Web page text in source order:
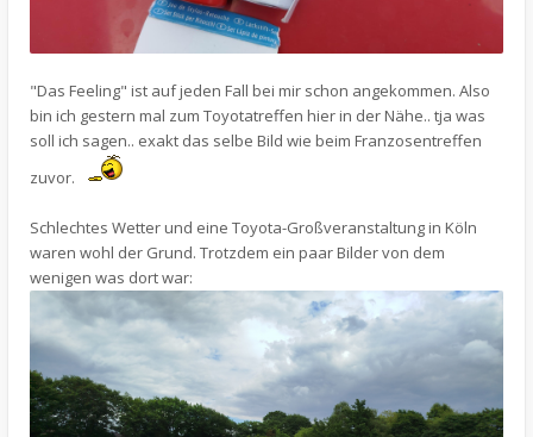
"Das Feeling" ist auf jeden Fall bei mir schon angekommen. Also
bin ich gestern mal zum Toyotatreffen hier in der Nähe.. tja was
soll ich sagen.. exakt das selbe Bild wie beim Franzosentreffen
zuvor.
Schlechtes Wetter und eine Toyota-Großveranstaltung in Köln
waren wohl der Grund. Trotzdem ein paar Bilder von dem
wenigen was dort war: